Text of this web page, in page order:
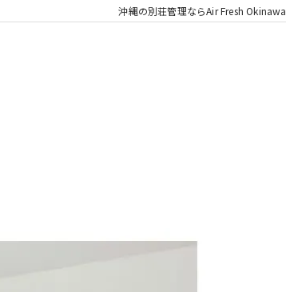
沖縄の別荘管理ならAir Fresh Okinawa